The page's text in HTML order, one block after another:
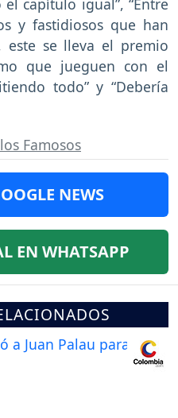
y fastidiosos que han
se lleva el premio
que jueguen con el
todo” y “Debería
Famosos
NEWS
EN WHATSAPP